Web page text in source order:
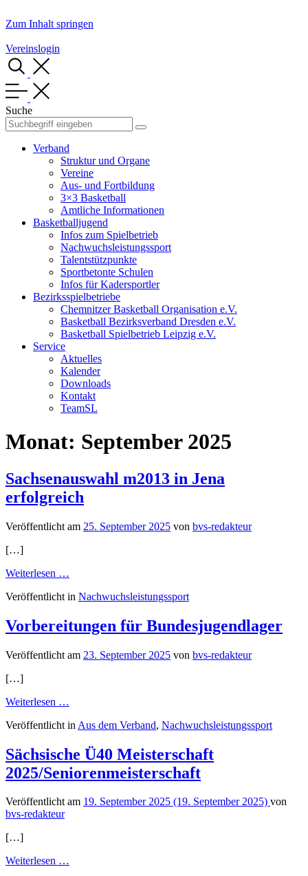
Zum Inhalt springen
Vereinslogin
Suche
Verband
Struktur und Organe
Vereine
Aus- und Fortbildung
3×3 Basketball
Amtliche Informationen
Basketballjugend
Infos zum Spielbetrieb
Nachwuchsleistungssport
Talentstützpunkte
Sportbetonte Schulen
Infos für Kadersportler
Bezirksspielbetriebe
Chemnitzer Basketball Organisation e.V.
Basketball Bezirksverband Dresden e.V.
Basketball Spielbetrieb Leipzig e.V.
Service
Aktuelles
Kalender
Downloads
Kontakt
TeamSL
Monat: September 2025
Sachsenauswahl m2013 in Jena
erfolgreich
Veröffentlicht am 25. September 2025 von bvs-redakteur
[…]
Weiterlesen …
m2013
Jena
erfolgreich
Veröffentlicht in Nachwuchsleistungssport
Vorbereitungen für Bundesjugendlager
Veröffentlicht am 23. September 2025 von bvs-redakteur
[…]
Weiterlesen …
für
Veröffentlicht in Aus dem Verband, Nachwuchsleistungssport
Sächsische Ü40 Meisterschaft
2025/Seniorenmeisterschaft
Veröffentlicht am 19. September 2025 (19. September 2025) von
bvs-redakteur
[…]
Weiterlesen …